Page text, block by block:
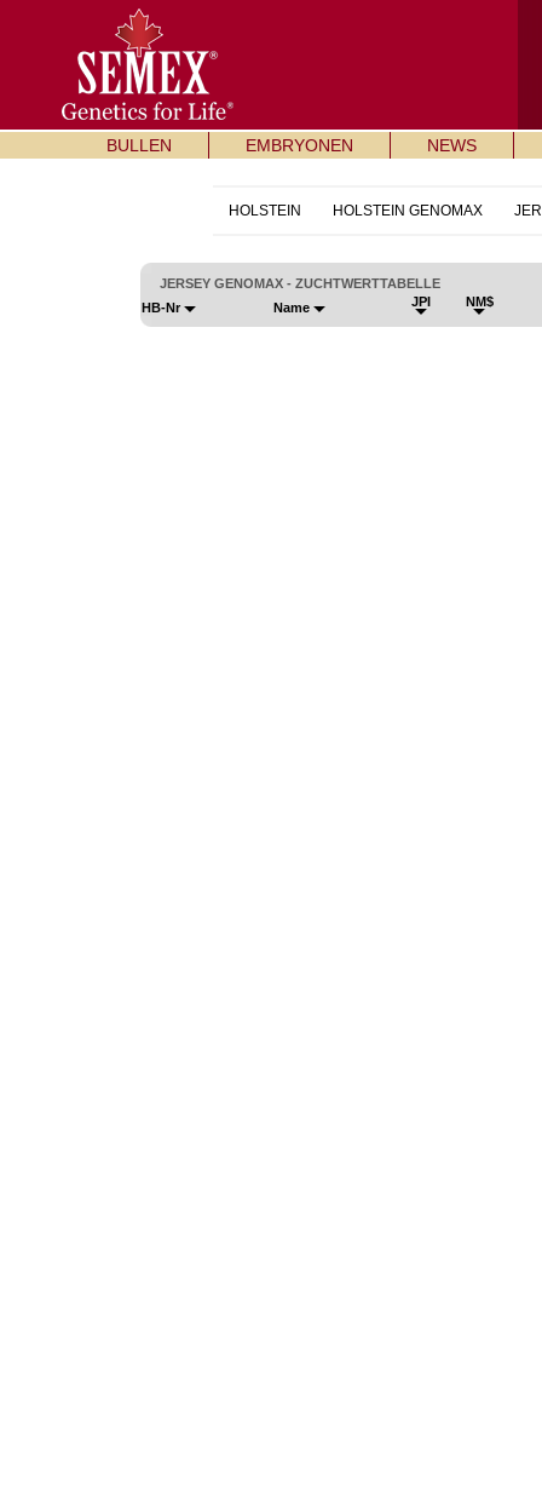
BULLEN EMBRYONEN NEWS
HOLSTEIN HOLSTEIN GENOMAX
JERSEY GENOMAX - ZUCHTWERTTABELLE
HB-Nr
Name JPI NM$